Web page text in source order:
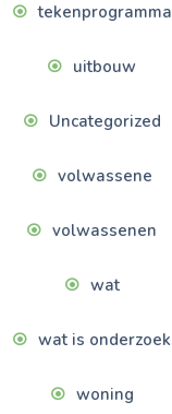
tekenprogramma
uitbouw
Uncategorized
volwassene
volwassenen
wat
wat is onderzoek
woning